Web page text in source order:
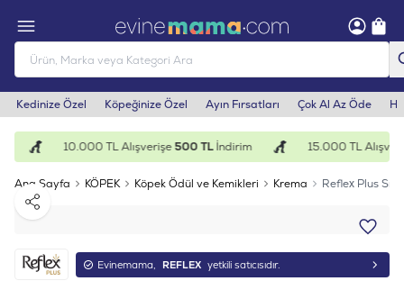
Kedinize Özel Köpeğinize Özel Ayın Fırsatları Çok Al Az Öde
10.000 TL Alışverişe500 TLİndirim 15.000 TL
Ana Sayfa KÖPEK Köpek Ödül ve Kemikleri Krema
Reflex Plus
Paylaş
Evinemama, REFLEX yetkili satıcısıdır.